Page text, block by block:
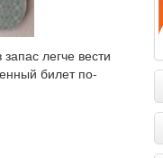
легче вести
билет по-